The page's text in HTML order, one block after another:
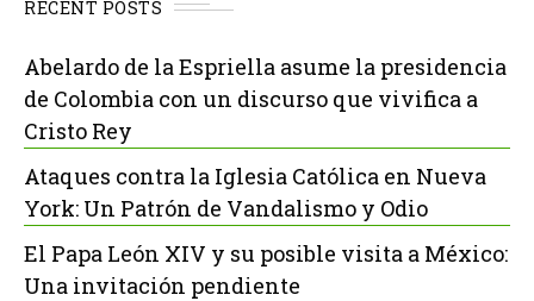
RECENT POSTS
Abelardo de la Espriella asume la presidencia
de Colombia con un discurso que vivifica a
Cristo Rey
Ataques contra la Iglesia Católica en Nueva
York: Un Patrón de Vandalismo y Odio
El Papa León XIV y su posible visita a México:
Una invitación pendiente